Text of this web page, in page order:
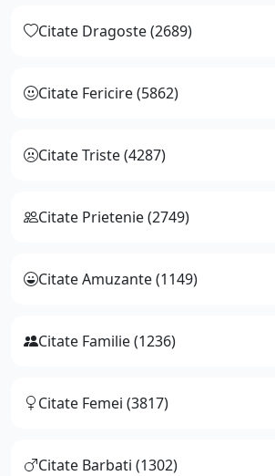
Citate Dragoste (2689)
Citate Fericire (5862)
Citate Triste (4287)
Citate Prietenie (2749)
Citate Amuzante (1149)
Citate Familie (1236)
Citate Femei (3817)
Citate Barbati (1302)